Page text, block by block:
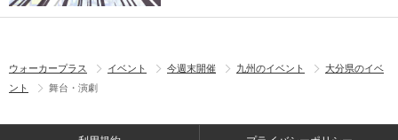
ウォーカープラス イベント 今週末開催 九州のイベント
大分県のイベ
ント
舞台・演劇